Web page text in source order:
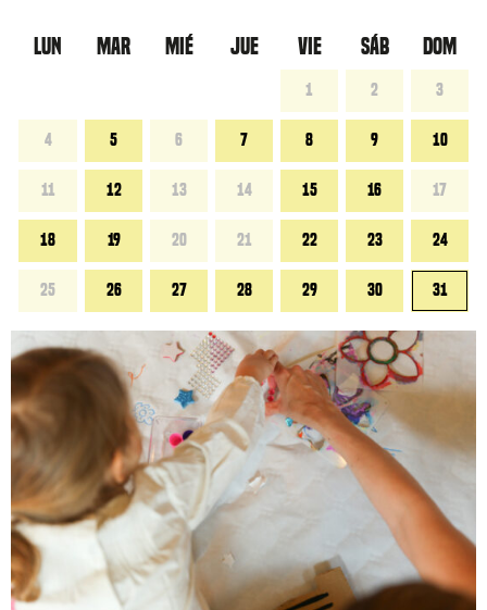
LUN MAR MIÉ JUE VIE SÁB DOM
1 2 3
4 5 6 7 8 9 10
11 12 13 14 15 16 17
18 19 20 21 22 23 24
25 26 27 28 29 30 31